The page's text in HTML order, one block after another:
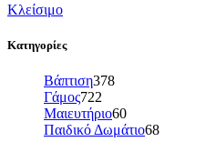
Κλείσιμο
Κατηγορίες
Βάπτιση378
Γάμος722
Μαιευτήριο60
Παιδικό Δωμάτιο68